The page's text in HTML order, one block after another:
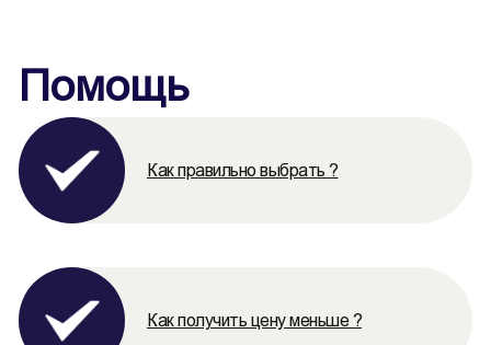
Помощь
Как правильно выбрать ?
Как получить цену меньше ?